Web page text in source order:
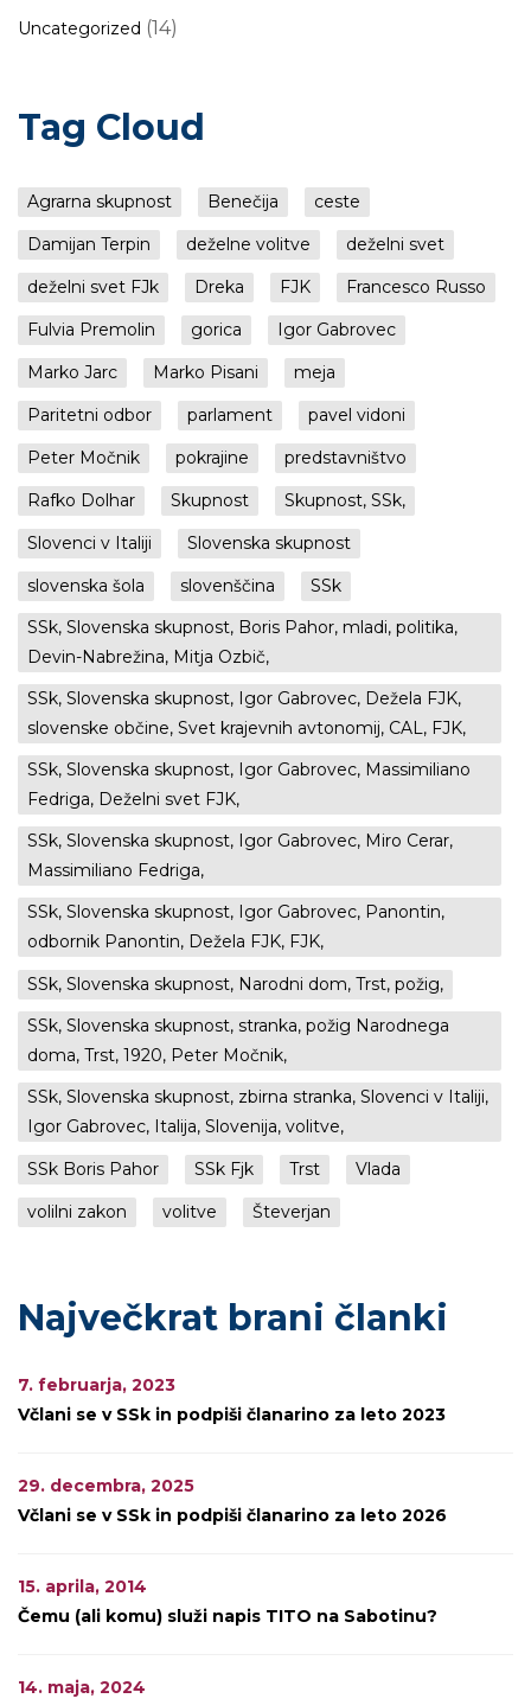
Uncategorized (14)
Tag Cloud
Agrarna skupnost Benečija
ceste
Damijan Terpin
deželne volitve
deželni svet
deželni svet FJk
Dreka FJK
Francesco Russo
Fulvia Premolin
gorica
Igor Gabrovec
Marko Jarc
Marko Pisani
meja
Paritetni odbor
parlament
pavel vidoni
Peter Močnik
pokrajine
predstavništvo
Rafko Dolhar
Skupnost
Skupnost, SSk,
Slovenci v Italiji
Slovenska skupnost
slovenska šola
slovenščina
SSk
SSk, Slovenska skupnost, Boris Pahor, mladi, politika,
Devin-Nabrežina, Mitja Ozbič,
SSk, Slovenska skupnost, Igor Gabrovec, Dežela FJK,
slovenske občine, Svet krajevnih avtonomij, CAL, FJK,
SSk, Slovenska skupnost, Igor Gabrovec, Massimiliano
Fedriga, Deželni svet FJK,
SSk, Slovenska skupnost, Igor Gabrovec, Miro Cerar,
Massimiliano Fedriga,
SSk, Slovenska skupnost, Igor Gabrovec, Panontin,
odbornik Panontin, Dežela FJK, FJK,
SSk, Slovenska skupnost, Narodni dom, Trst, požig,
SSk, Slovenska skupnost, stranka, požig Narodnega
doma, Trst, 1920, Peter Močnik,
SSk, Slovenska skupnost, zbirna stranka, Slovenci v Italiji,
Igor Gabrovec, Italija, Slovenija, volitve,
SSk Boris Pahor
SSk Fjk Trst
Vlada
volilni zakon
volitve Števerjan
Največkrat brani članki
7. februarja, 2023
Včlani se v SSk in podpiši članarino za leto 2023
29. decembra, 2025
Včlani se v SSk in podpiši članarino za leto 2026
15. aprila, 2014
Čemu (ali komu) služi napis TITO na Sabotinu?
14. maja, 2024